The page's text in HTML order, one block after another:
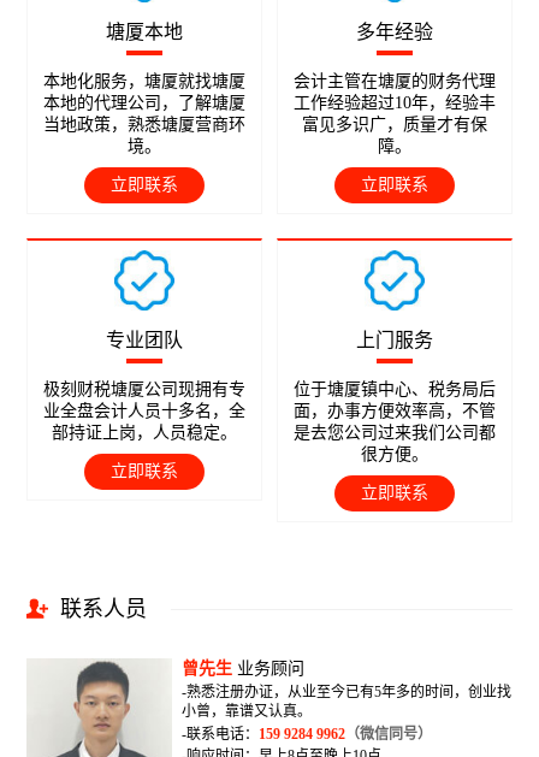
塘厦本地
本地化服务，塘厦就找塘厦
本地的代理公司，了解塘厦
当地政策，熟悉塘厦营商环
境。
立即联系
多年经验
会计主管在塘厦的财务代理
工作经验超过10年，经验丰
富见多识广，质量才有保
障。
立即联系
专业团队
极刻财税塘厦公司现拥有专
业全盘会计人员十多名，全
部持证上岗，人员稳定。
立即联系
上门服务
位于塘厦镇中心、税务局后
面，办事方便效率高，不管
是去您公司过来我们公司都
很方便。
立即联系
联系人员
曾先生 业务顾问
-熟悉注册办证，从业至今已有5年多的时间，创业找
小曾，靠谱又认真。
-联系电话： 159 9284 9962 （微信同号）